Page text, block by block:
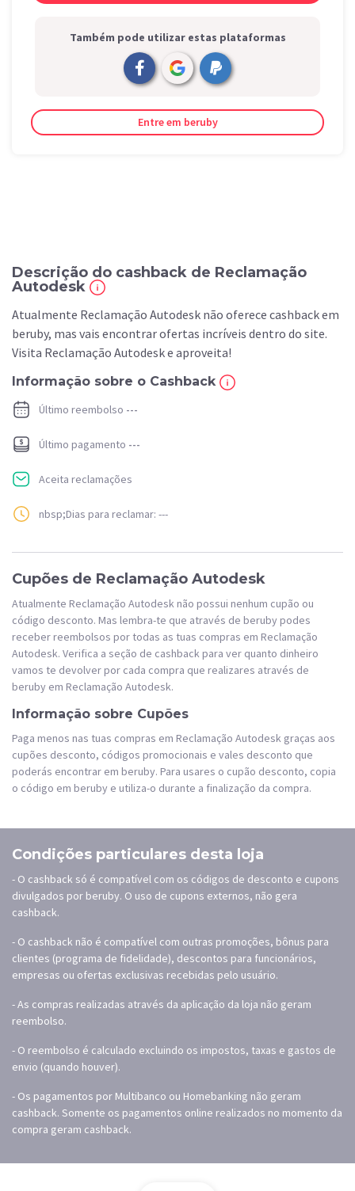
Também pode utilizar estas plataformas
Entre em beruby
Descrição do cashback de Reclamação
Autodesk
Atualmente Reclamação Autodesk não oferece cashback em
beruby, mas vais encontrar ofertas incríveis dentro do site.
Visita Reclamação Autodesk e aproveita!
Informação sobre o Cashback
Último reembolso ---
Último pagamento ---
Aceita reclamações
nbsp;Dias para reclamar: ---
Cupões de Reclamação Autodesk
Atualmente Reclamação Autodesk não possui nenhum cupão ou
código desconto. Mas lembra-te que através de beruby podes
receber reembolsos por todas as tuas compras em Reclamação
Autodesk. Verifica a seção de cashback para ver quanto dinheiro
vamos te devolver por cada compra que realizares através de
beruby em Reclamação Autodesk.
Informação sobre Cupões
Paga menos nas tuas compras em Reclamação Autodesk graças aos
cupões desconto, códigos promocionais e vales desconto que
poderás encontrar em beruby. Para usares o cupão desconto, copia
o código em beruby e utiliza-o durante a finalização da compra.
Condições particulares desta loja
- O cashback só é compatível com os códigos de desconto e cupons
divulgados por beruby. O uso de cupons externos, não gera
cashback.
- O cashback não é compatível com outras promoções, bônus para
clientes (programa de fidelidade), descontos para funcionários,
empresas ou ofertas exclusivas recebidas pelo usuário.
- As compras realizadas através da aplicação da loja não geram
reembolso.
- O reembolso é calculado excluindo os impostos, taxas e gastos de
envio (quando houver).
- Os pagamentos por Multibanco ou Homebanking não geram
cashback. Somente os pagamentos online realizados no momento da
compra geram cashback.